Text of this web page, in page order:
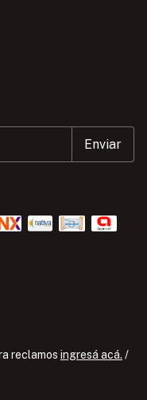
reclamos ingresá acá. /